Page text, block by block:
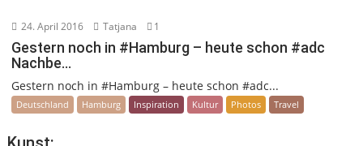
24. April 2016 Tatjana 1
Gestern noch in #Hamburg – heute schon #adc
Nachbe…
Gestern noch in #Hamburg – heute schon #adc...
Deutschland Hamburg Inspiration Kultur Photos Travel